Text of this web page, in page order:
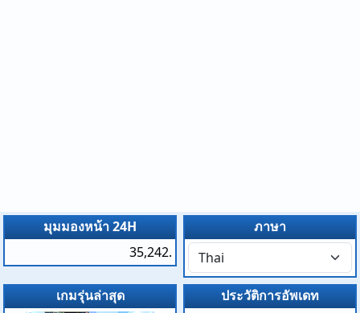
มุมมองหน้า 24H
35,242.
ภาษา
เกมรุ่นล่าสุด ประวัติการอัพเดท